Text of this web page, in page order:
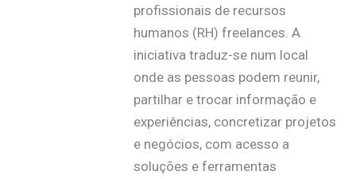
profissionais de recursos
humanos (RH) freelances. A
iniciativa traduz-se num local
onde as pessoas podem reunir,
partilhar e trocar informação e
experiências, concretizar projetos
e negócios, com acesso a
soluções e ferramentas